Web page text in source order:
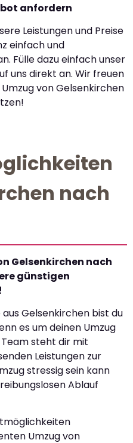
anfordern
Leistungen und Preise
einfach und
Fülle dazu einfach unser
uns direkt an. Wir freuen
von Gelsenkirchen
nach
Gelsenkirchen nach
günstigen
Gelsenkirchen bist du
es um deinen Umzug
steht dir mit
Leistungen zur
stressig sein kann
Ablauf
Umzug von